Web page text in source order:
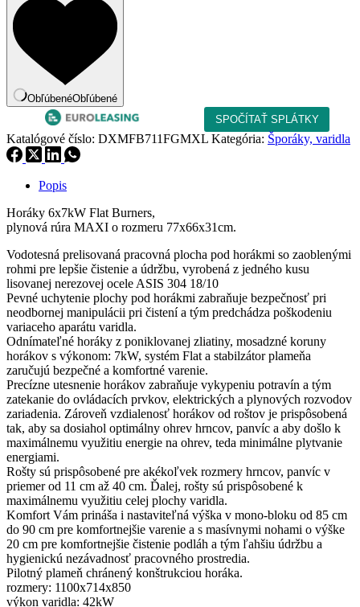
plyn.
rúrou
Maxi
DXMFB711FGMXL
ObľúbenéObľúbené
Katalógové číslo: DXMFB711FGMXL Kategória: Šporáky, varidla
Popis
Horáky 6x7kW Flat Burners,
plynová rúra MAXI o rozmeru 77x66x31cm.
Vodotesná prelisovaná pracovná plocha pod horákmi so zaoblenými
rohmi pre lepšie čistenie a údržbu, vyrobená z jedného kusu
lisovanej nerezovej ocele ASIS 304 18/10
Pevné uchytenie plochy pod horákmi zabraňuje bezpečnosť pri
neodbornej manipulácii pri čistení a tým predchádza poškodeniu
variaceho aparátu varidla.
Odnímateľné horáky z poniklovanej zliatiny, mosadzné koruny
horákov s výkonom: 7kW, systém Flat a stabilzátor plameňa
zaručujú bezpečné a komfortné varenie.
Precízne utesnenie horákov zabraňuje vykypeniu potravín a tým
zatekanie do ovládacích prvkov, elektrických a plynových rozvodov
zariadenia. Zároveň vzdialenosť horákov od roštov je prispôsobená
tak, aby sa dosiahol optimálny ohrev hrncov, panvíc a aby došlo k
maximálnemu využitiu energie na ohrev, teda minimálne plytvanie
energiami.
Rošty sú prispôsobené pre akékoľvek rozmery hrncov, panvíc v
priemer od 11 cm až 40 cm. Ďalej, rošty sú prispôsobené k
maximálnemu využitiu celej plochy varidla.
Komfort Vám prináša i nastaviteľná výška v mono-bloku od 85 cm
do 90 cm pre komfortnejšie varenie a s masívnymi nohami o výške
20 cm pre komfortnejšie čistenie podláh a tým ľahšiu údržbu a
hygienickú nezávadnosť pracovného prostredia.
Pilotný plameň chránený konštrukciou horáka.
rozmery: 1100x714x850
výkon varidla: 42kW